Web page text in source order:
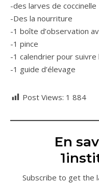
-des larves de coccinelle
-Des la nourriture
-1 boîte d’observation
-1 pince
-1 calendrier pour
-1 guide d’élevage
Post Views: 1 884
En
Subscribe to get the